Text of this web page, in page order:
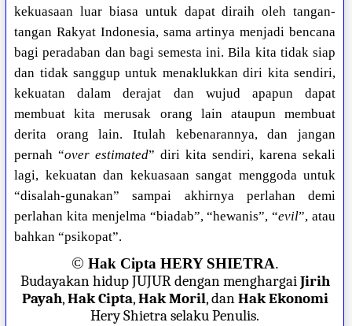
kekuasaan luar biasa untuk dapat diraih oleh tangan-
tangan Rakyat Indonesia, sama artinya menjadi bencana
bagi peradaban dan bagi semesta ini. Bila kita tidak siap
dan tidak sanggup untuk menaklukkan diri kita sendiri,
kekuatan dalam derajat dan wujud apapun dapat
membuat kita merusak orang lain ataupun membuat
derita orang lain. Itulah kebenarannya, dan jangan
pernah “over estimated” diri kita sendiri, karena sekali
lagi, kekuatan dan kekuasaan sangat menggoda untuk
“disalah-gunakan” sampai akhirnya perlahan demi
perlahan kita menjelma “biadab”, “hewanis”, “evil”, atau
bahkan “psikopat”.
© Hak Cipta HERY SHIETRA.
Budayakan hidup JUJUR dengan menghargaiJirih
Payah,Hak Cipta,Hak Moril, danHak Ekonomi
Hery Shietra selaku Penulis.